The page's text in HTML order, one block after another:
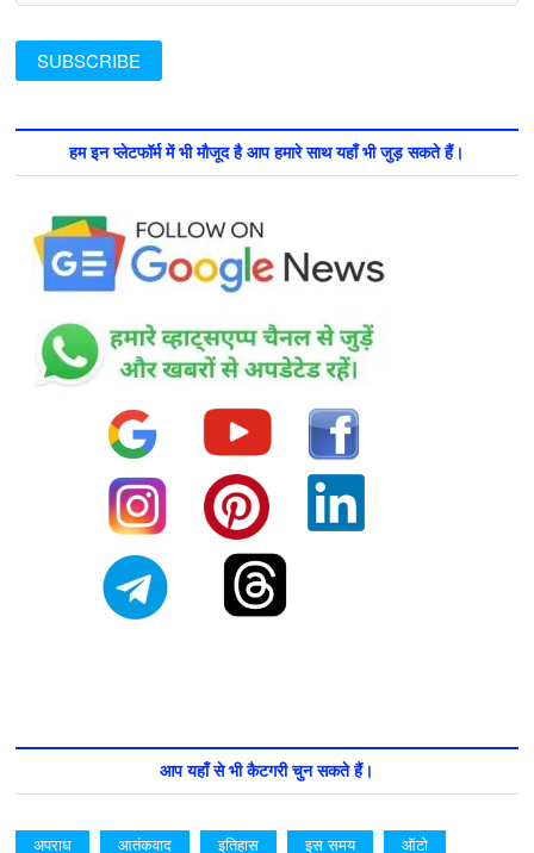
हम इन प्लेटफॉर्म में भी मौजूद है आप हमारे साथ यहाँ भी जुड़ सकते हैं।
आप यहाँ से भी कैटगरी चुन सकते हैं।
अपराध आतंकवाद इतिहास इस समय
ऑटो